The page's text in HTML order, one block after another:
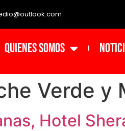
Quienes Somos
Verde y
Hotel